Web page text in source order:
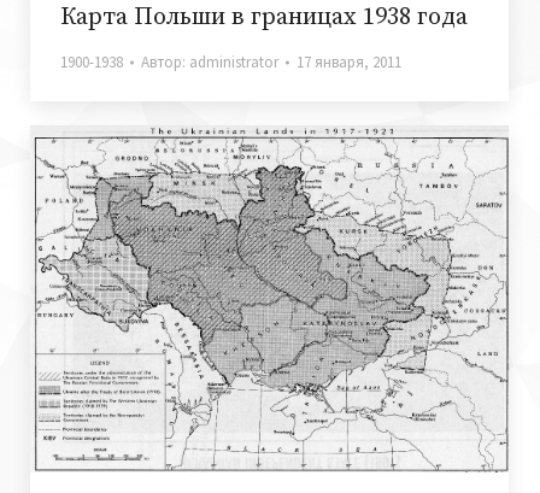
Карта Польши в границах 1938 года
1900-1938 Автор: administrator 17 января, 2011